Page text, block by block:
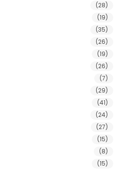
(28)
(19)
(35)
(26)
(19)
(26)
(7)
(29)
(41)
(24)
(27)
(15)
(8)
(15)